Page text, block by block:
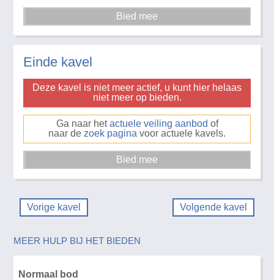
Einde kavel
Deze kavel is niet meer actief, u kunt hier helaas
niet meer op bieden.
Ga naar hetactuele veiling aanbod of
naar de zoek pagina voor actuele kavels.
Vorige kavel Volgende kavel
MEER HULP BIJ HET BIEDEN
Normaal bod